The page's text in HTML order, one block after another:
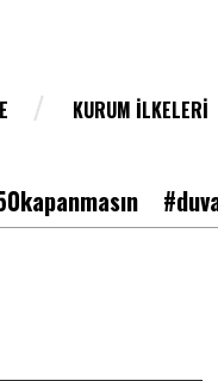
KURUM İLKELERI